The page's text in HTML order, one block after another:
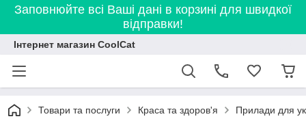
Заповнюйте всі Ваші дані в корзині для швидкої
відправки!
Інтернет магазин CoolCat
Товари та послуги Краса та здоров'я Прилади для